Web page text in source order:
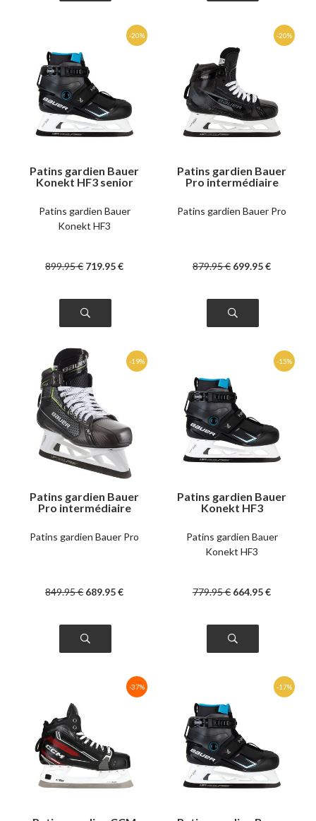
Patins gardien Bauer
Konekt HF3 senior
Patins gardien Bauer
Konekt HF3
899.95€ 719.95€
Patins gardien Bauer
Pro intermédiaire
Patins gardien Bauer Pro
879.95€ 699.95€
Patins gardien Bauer
Pro intermédiaire
Patins gardien Bauer Pro
849.95€ 689.95€
Patins gardien Bauer
Konekt HF3
Patins gardien Bauer
Konekt HF3
779.95€ 664.95€